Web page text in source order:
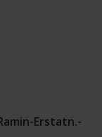
Erstatn.-